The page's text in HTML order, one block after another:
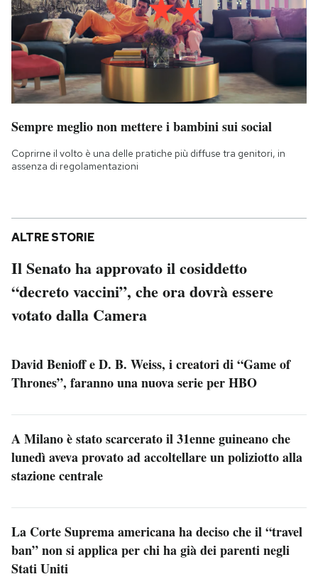
Sempre meglio non mettere i bambini sui social
Coprirne il volto è una delle pratiche più diffuse tra genitori, in
assenza di regolamentazioni
ALTRE STORIE
Il Senato ha approvato il cosiddetto
“decreto vaccini”, che ora dovrà essere
votato dalla Camera
David Benioff e D. B. Weiss, i creatori di “Game of
Thrones”, faranno una nuova serie per HBO
A Milano è stato scarcerato il 31enne guineano che
lunedì aveva provato ad accoltellare un poliziotto alla
stazione centrale
La Corte Suprema americana ha deciso che il “travel
ban” non si applica per chi ha già dei parenti negli
Stati Uniti